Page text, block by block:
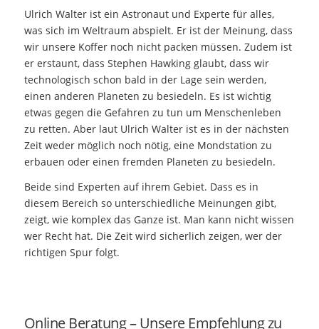
Ulrich Walter ist ein Astronaut und Experte für alles,
was sich im Weltraum abspielt. Er ist der Meinung, dass
wir unsere Koffer noch nicht packen müssen. Zudem ist
er erstaunt, dass Stephen Hawking glaubt, dass wir
technologisch schon bald in der Lage sein werden,
einen anderen Planeten zu besiedeln. Es ist wichtig
etwas gegen die Gefahren zu tun um Menschenleben
zu retten. Aber laut Ulrich Walter ist es in der nächsten
Zeit weder möglich noch nötig, eine Mondstation zu
erbauen oder einen fremden Planeten zu besiedeln.
Beide sind Experten auf ihrem Gebiet. Dass es in
diesem Bereich so unterschiedliche Meinungen gibt,
zeigt, wie komplex das Ganze ist. Man kann nicht wissen
wer Recht hat. Die Zeit wird sicherlich zeigen, wer der
richtigen Spur folgt.
Online Beratung – Unsere Empfehlung zu